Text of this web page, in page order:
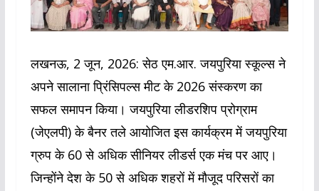
लखनऊ, 2 जून, 2026: सेठ एम.आर. जयपुरिया स्कूल्स ने
अपने सालाना प्रिंसिपल्स मीट के 2026 संस्करण का
सफल समापन किया। जयपुरिया लीडरशिप प्रोग्राम
(जेएलपी) के बैनर तले आयोजित इस कार्यक्रम में जयपुरिया
ग्रुप के 60 से अधिक सीनियर लीडर्स एक मंच पर आए।
जिन्होंने देश के 50 से अधिक शहरों में मौजूद परिसरों का